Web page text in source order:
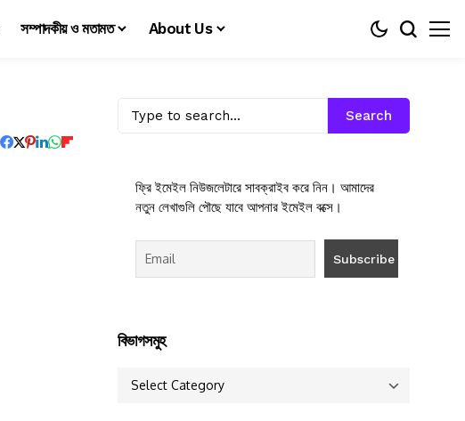
সম্পাদকীয় ও মতামত About Us
Search
ফ্রি ইমেইল নিউজলেটারে সাবক্রাইব করে নিন। আমাদের
নতুন লেখাগুলি পৌছে যাবে আপনার ইমেইল বক্সে।
বিভাগসমুহ